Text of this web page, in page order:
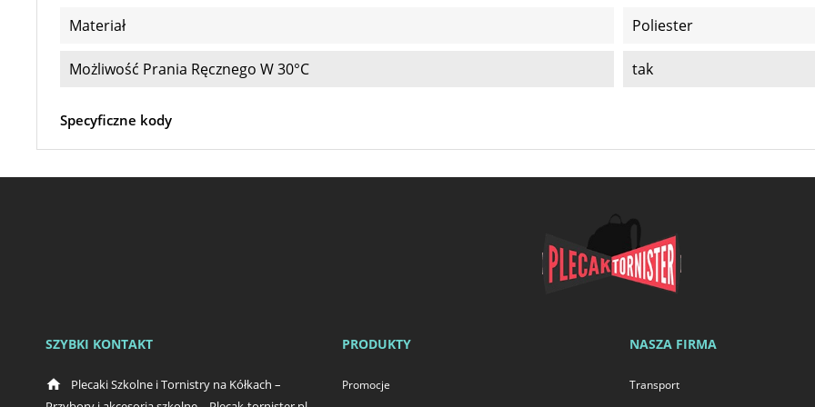
Materiał Poliester
Możliwość Prania Ręcznego W 30°C tak
Specyficzne kody
SZYBKI KONTAKT
home
Plecaki Szkolne i Tornistry na Kółkach –
PRODUKTY
Promocje
NASZA FIRMA
Transport